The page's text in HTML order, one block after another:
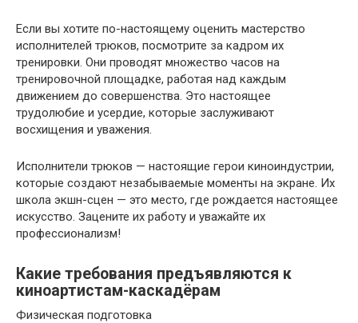
Если вы хотите по-настоящему оценить мастерство
исполнителей трюков, посмотрите за кадром их
тренировки. Они проводят множество часов на
тренировочной площадке, работая над каждым
движением до совершенства. Это настоящее
трудолюбие и усердие, которые заслуживают
восхищения и уважения.
Исполнители трюков — настоящие герои киноиндустрии,
которые создают незабываемые моменты на экране. Их
школа экшн-сцен — это место, где рождается настоящее
искусство. Зацените их работу и уважайте их
профессионализм!
Какие требования предъявляются к
киноартистам-каскадёрам
Физическая подготовка